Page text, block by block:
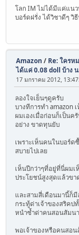
โลก IM ไม่ได้มีแค่แน
บอร์ดฝรั่ง ได้วิชาดีๆ วิ
Amazon / Re: ใครห
ได้แค่ 0.08 doll บ้าง
17 มกราคม 2012,
ลองใจเย็นๆดูครับ
บางทีการทำ amazon
ผมเองเมื่อก่อนก็เป็น
อย่าง ขาดทุนยับ
เพราะเห็นคนในบอร์ด
สบายไปเลย
เห็นปีกว่าๆที่อยู่ที่นี่ผม
ประโยชน์สูงสุดแล้วข
และสามสี่เดือนมานี้ก็
กระทู้ด่าเจ้าของสริคป
หนำซ้ำด่าคนสอนสัมน
พอเจ้าของหรือคนสอ